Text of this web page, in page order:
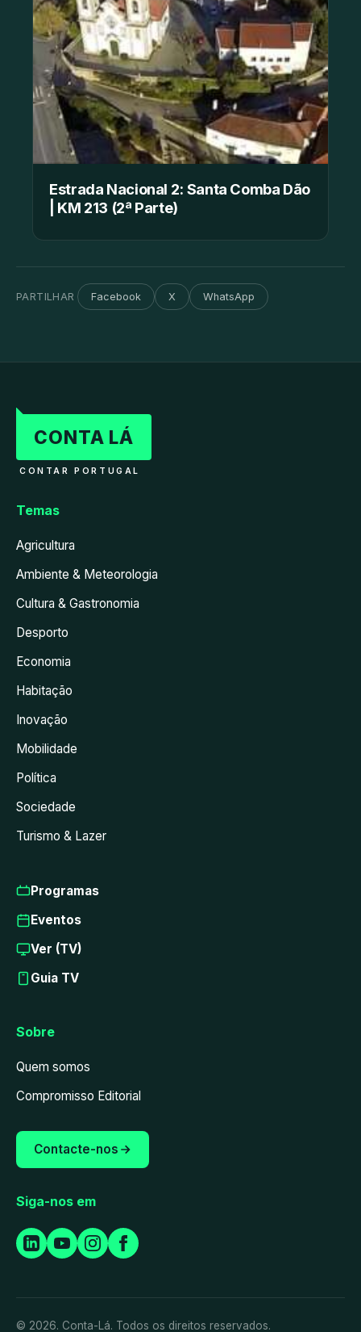
Estrada Nacional 2: Santa Comba Dão
| KM 213 (2ª Parte)
PARTILHAR Facebook X WhatsApp
CONTA LÁ
CONTAR PORTUGAL
Temas
Agricultura
Ambiente & Meteorologia
Cultura & Gastronomia
Desporto
Economia
Habitação
Inovação
Mobilidade
Política
Sociedade
Turismo & Lazer
Programas
Eventos
Ver (TV)
Guia TV
Sobre
Quem somos
Compromisso Editorial
Contacte-nos
Siga-nos em
© 2026. Conta-Lá. Todos os direitos reservados.